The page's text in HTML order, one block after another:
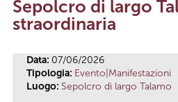
Tu sei qui
Sepolcro di largo
straordinaria
Data: 07/06/2026
Tipologia: Evento|Manifestazioni
Luogo: Sepolcro di largo Talamo